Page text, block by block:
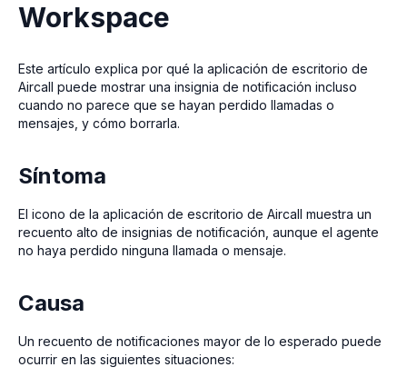
Workspace
Este artículo explica por qué la aplicación de escritorio de
Aircall puede mostrar una insignia de notificación incluso
cuando no parece que se hayan perdido llamadas o
mensajes, y cómo borrarla.
Síntoma
El icono de la aplicación de escritorio de Aircall muestra un
recuento alto de insignias de notificación, aunque el agente
no haya perdido ninguna llamada o mensaje.
Causa
Un recuento de notificaciones mayor de lo esperado puede
ocurrir en las siguientes situaciones: